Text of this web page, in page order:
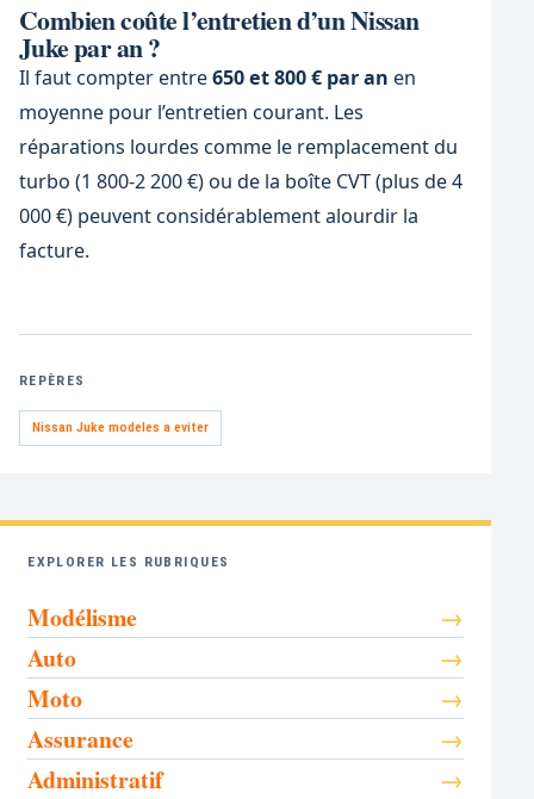
Combien coûte l’entretien d’un Nissan
Juke par an ?
Il faut compter entre650 et 800 € par an en
moyenne pour l’entretien courant. Les
réparations lourdes comme le remplacement du
turbo (1 800-2 200 €) ou de la boîte CVT (plus de 4
000 €) peuvent considérablement alourdir la
facture.
REPÈRES
Nissan Juke modeles a eviter
EXPLORER LES RUBRIQUES
Modélisme
Auto
Moto
Assurance
Administratif